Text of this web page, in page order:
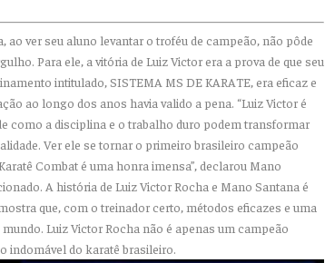
ao ver seu aluno levantar o troféu de campeão, não pôde
Para ele, a vitória de Luiz Victor era a prova de que seu
intitulado, SISTEMA MS DE KARATE,era eficaz e
ao longo dos anos havia valido a pena. “Luiz Victor é
como a disciplina e o trabalho duro podem transformar
Ver ele se tornar o primeiro brasileiro campeão
Combaté uma honra imensa”, declarou Mano
A história de Luiz Victor Rocha e Mano Santana é
que, com o treinador certo, métodos eficazes e uma
Luiz Victor Rocha não é apenas um campeão
indomável do karatê brasileiro.